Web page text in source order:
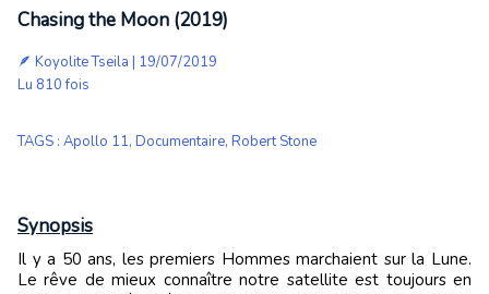
Chasing the Moon (2019)
🪶 Koyolite Tseila | 19/07/2019
Lu 810 fois
TAGS : Apollo 11, Documentaire, Robert Stone
Synopsis
Il y a 50 ans, les premiers Hommes marchaient sur la Lune.
Le rêve de mieux connaître notre satellite est toujours en